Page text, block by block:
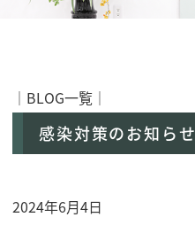
│ BLOG一覧 │
感染対策のお知らせ
2024年6月4日